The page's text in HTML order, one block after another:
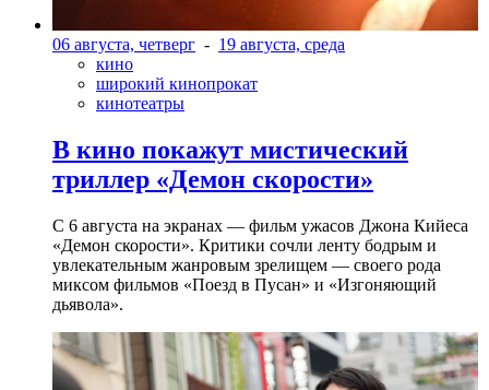
06 августа, четверг - 19 августа, среда
кино
широкий кинопрокат
кинотеатры
В кино покажут мистический
триллер «Демон скорости»
С 6 августа на экранах — фильм ужасов Джона Кийеса
«Демон скорости». Критики сочли ленту бодрым и
увлекательным жанровым зрелищeм — своего рода
миксом фильмов «Поезд в Пусан» и «Изгоняющий
дьявола».